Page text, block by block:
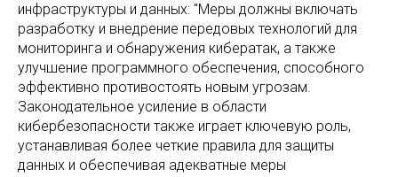
инфраструктуры и данных: "Меры должны включать
разработку и внедрение передовых технологий для
мониторинга и обнаружения кибератак, а также
улучшение программного обеспечения, способного
эффективно противостоять новым угрозам.
Законодательное усиление в области
кибербезопасности также играет ключевую роль,
устанавливая более четкие правила для защиты
данных и обеспечивая адекватные меры